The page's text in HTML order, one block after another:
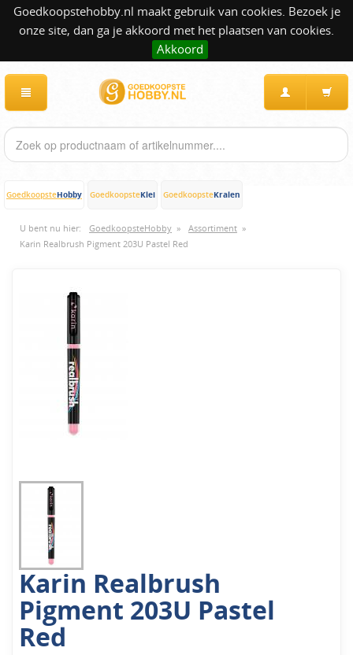
Goedkoopstehobby.nl maakt gebruik van cookies. Bezoek je
onze site, dan ga je akkoord met het plaatsen van cookies.
Akkoord
GoedkoopsteHobby GoedkoopsteKlei GoedkoopsteKralen
U bent nu hier: GoedkoopsteHobby » Assortiment »
Karin Realbrush Pigment 203U Pastel Red
Karin Realbrush
Pigment 203U Pastel
Red